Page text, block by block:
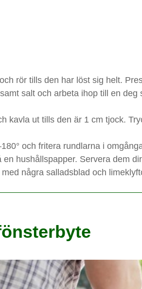
rör tills den har löst sig helt.
salt och arbeta ihop till en
kavla ut tills den är 1 cm tjock.
och fritera rundlarna i
hushållspapper. Servera dem
några salladsblad och